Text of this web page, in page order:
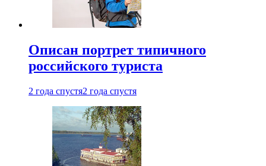
Описан портрет типичного
российского туриста
2 года спустя2 года спустя